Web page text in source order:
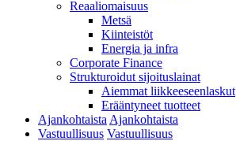
Reaaliomaisuus
Metsä
Kiinteistöt
Energia ja infra
Corporate Finance
Strukturoidut sijoituslainat
Aiemmat liikkeeseenlaskut
Erääntyneet tuotteet
Ajankohtaista Ajankohtaista
Vastuullisuus Vastuullisuus